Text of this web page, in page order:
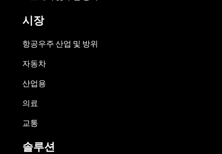
시장
항공우주 산업 및 방위
자동차
산업용
의료
교통
솔루션